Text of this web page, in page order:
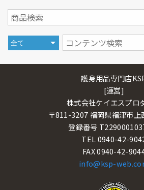
護身用品専門店
[運営]
株式会社ケイエスプロ
〒811-3207 福岡県福津市
登録番号
TEL 0940-42-
FAX 0940-42-
info@ksp-